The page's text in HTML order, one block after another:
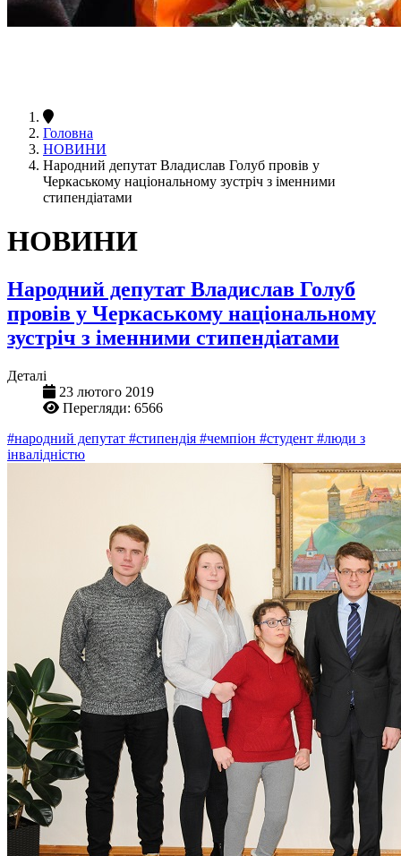
Головна
НОВИНИ
Народний депутат Владислав Голуб провів у
Черкаському національному зустріч з іменними
стипендіатами
НОВИНИ
Народний депутат Владислав Голуб
провів у Черкаському національному
зустріч з іменними стипендіатами
Деталі
23 лютого 2019
Перегляди: 6566
#народний депутат #стипендія #чемпіон #студент #люди з
інвалідністю